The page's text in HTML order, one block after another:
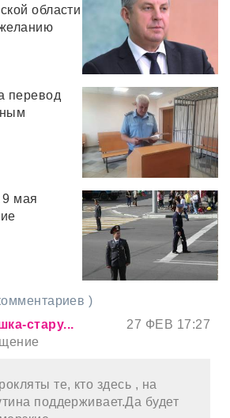
области
перевод
9 мая
)
стару...
27 ФЕВ 17:27
те, кто здесь , на
поддерживает.Да будет